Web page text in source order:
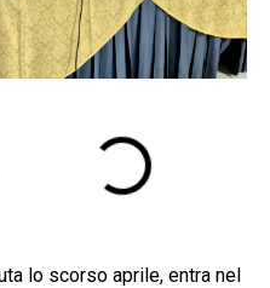
lo scorso aprile, entra nel